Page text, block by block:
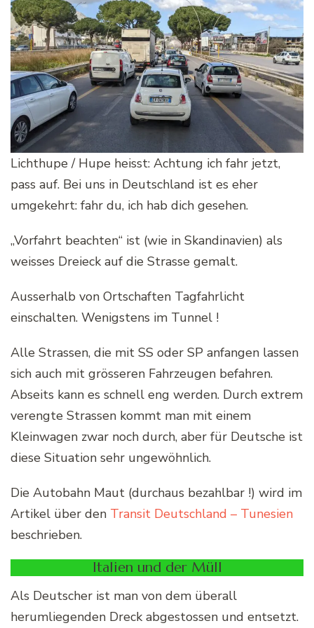
Lichthupe / Hupe heisst: Achtung ich fahr jetzt,
pass auf. Bei uns in Deutschland ist es eher
umgekehrt: fahr du, ich hab dich gesehen.
„Vorfahrt beachten“ ist (wie in Skandinavien) als
weisses Dreieck auf die Strasse gemalt.
Ausserhalb von Ortschaften Tagfahrlicht
einschalten. Wenigstens im Tunnel !
Alle Strassen, die mit SS oder SP anfangen lassen
sich auch mit grösseren Fahrzeugen befahren.
Abseits kann es schnell eng werden. Durch extrem
verengte Strassen kommt man mit einem
Kleinwagen zwar noch durch, aber für Deutsche ist
diese Situation sehr ungewöhnlich.
Die Autobahn Maut (durchaus bezahlbar !) wird im
Artikel über den Transit Deutschland – Tunesien
beschrieben.
Italien und der Müll
Als Deutscher ist man von dem überall
herumliegenden Dreck abgestossen und entsetzt.